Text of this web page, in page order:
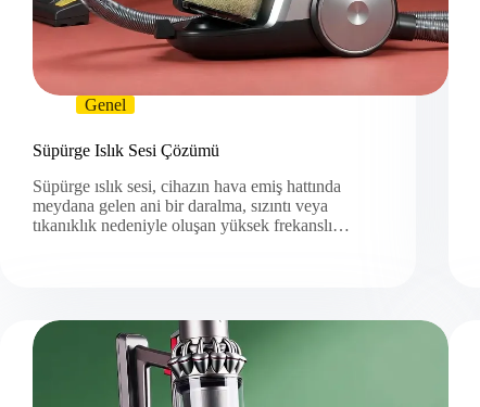
Genel
Süpürge Islık Sesi Çözümü
Süpürge ıslık sesi, cihazın hava emiş hattında
meydana gelen ani bir daralma, sızıntı veya
tıkanıklık nedeniyle oluşan yüksek frekanslı…